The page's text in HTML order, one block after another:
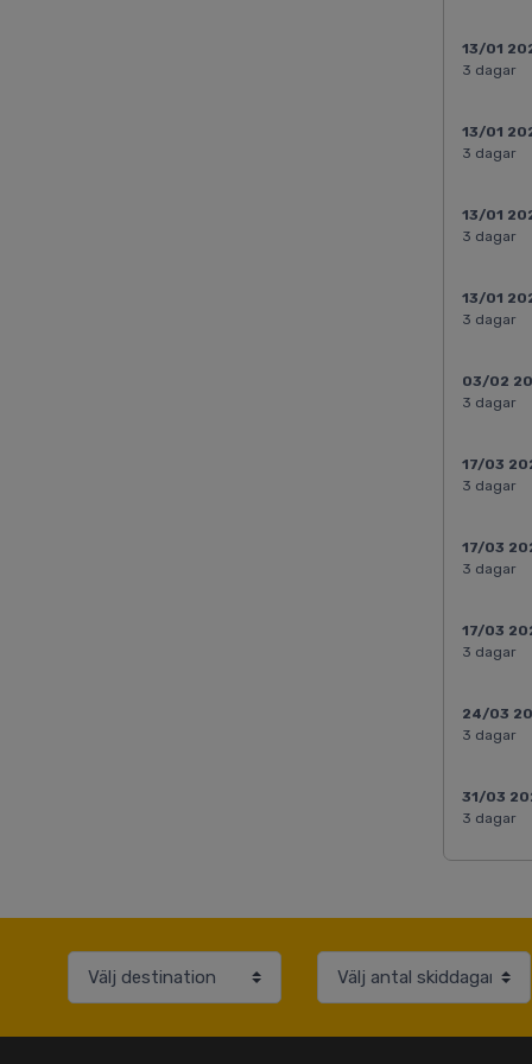
13/01
3 dagar
13/01
3 dagar
13/01
3 dagar
13/01
3 dagar
03/02
3 dagar
17/03
3 dagar
17/03
3 dagar
17/03
3 dagar
24/03
3 dagar
31/03
3 dagar